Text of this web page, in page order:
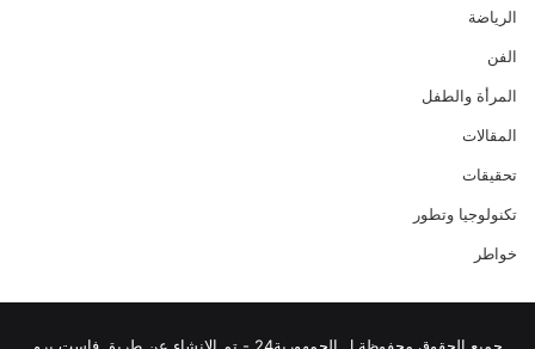
الرياضة
الفن
المرأة والطفل
المقالات
تحقيقات
تكنولوجيا وتطور
خواطر